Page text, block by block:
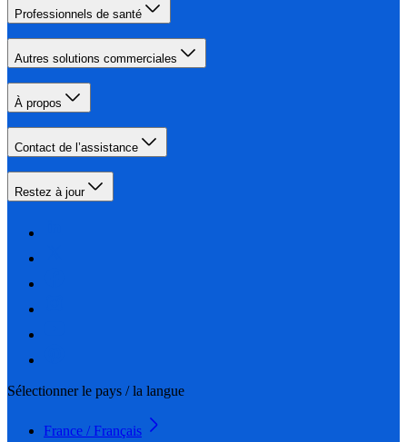
Professionnels de santé
Autres solutions commerciales
À propos
Contact de l’assistance
Restez à jour
Sélectionner le pays / la langue
France / Français